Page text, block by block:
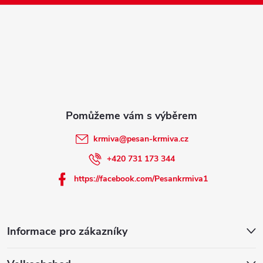
Informace pro zákazníky
krmiva@pesan-krmiva.cz
+420 731 173 344
https://facebook.com/Pesankrmiva1